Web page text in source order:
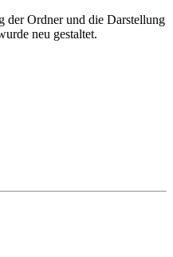
der Ordner und die Darstellung
neu gestaltet.